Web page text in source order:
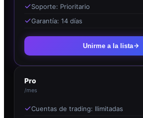
Soporte: Prioritario
Garantía: 14 días
Unirme a la lista
Pro
/mes
Cuentas de trading: Ilimitadas